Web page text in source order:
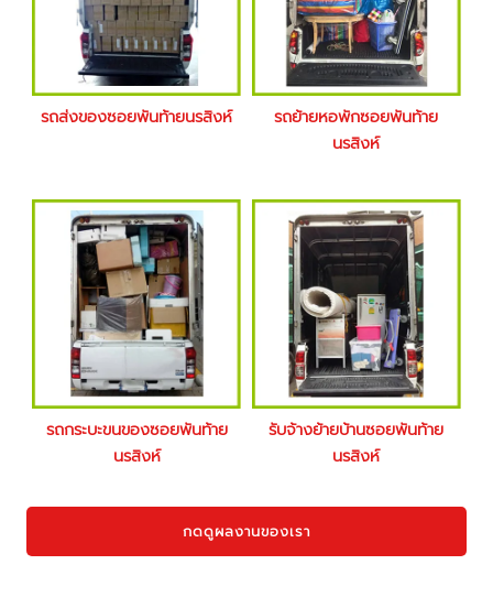
รถส่งของซอยพันท้ายนรสิงห์
รถย้ายหอพักซอยพันท้าย
นรสิงห์
รถกระบะขนของซอยพันท้าย
นรสิงห์
รับจ้างย้ายบ้านซอยพันท้าย
นรสิงห์
กดดูผลงานของเรา